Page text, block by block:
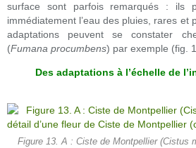
surface sont parfois remarqués : ils
immédiatement l’eau des pluies, rares et
adaptations peuvent se constater
(Fumana procumbens) par exemple (fig.
Des adaptations à l’échelle de
Figure 13. A : Ciste de Montpellier (Cistus